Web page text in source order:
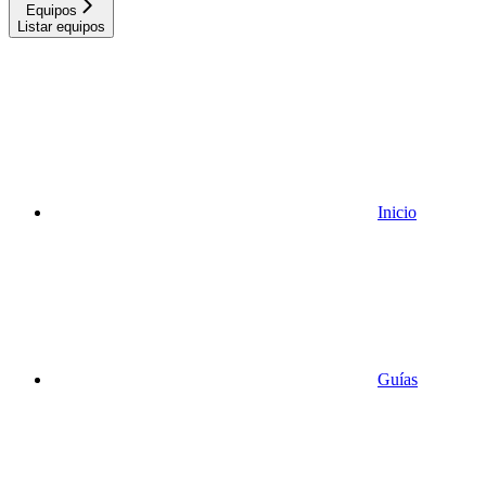
Equipos
Listar equipos
Inicio
Guías